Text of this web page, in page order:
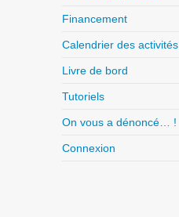
Financement
Calendrier des activités
Livre de bord
Tutoriels
On vous a dénoncé… !
Connexion